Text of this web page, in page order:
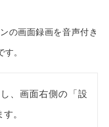
の画面録画を音声付き
。
、画面右側の「設
。